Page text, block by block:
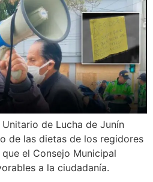
de Lucha de Junín
de las dietas de los regidores
el Consejo Municipal
a la ciudadanía.